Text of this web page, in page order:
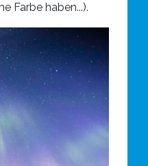
Farbe haben...).